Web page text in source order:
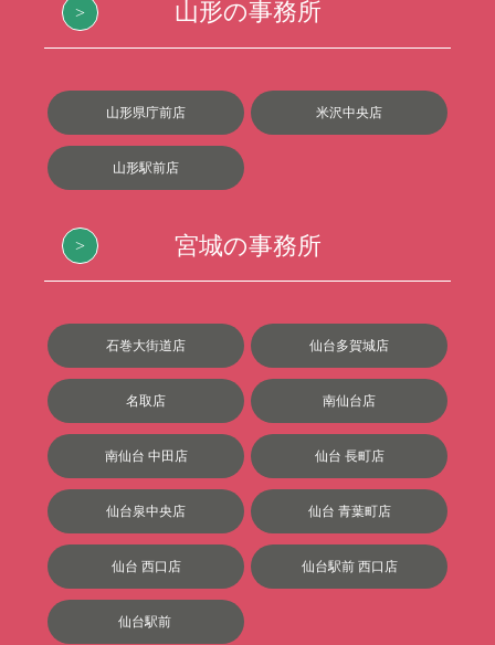
山形の事務所
山形県庁前店 米沢中央店
山形駅前店
宮城の事務所
石巻大街道店 仙台多賀城店
名取店 南仙台店
南仙台 中田店 仙台 長町店
仙台泉中央店 仙台 青葉町店
仙台 西口店 仙台駅前 西口店
仙台駅前